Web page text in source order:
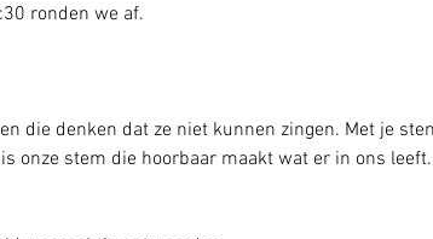
ronden we af.
die denken dat ze niet kunnen zingen. Met je
onze stem die hoorbaar maakt wat er in ons